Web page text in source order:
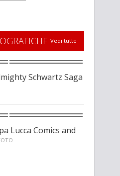
Vedi tutte
Schwartz Saga
Lucca Comics and